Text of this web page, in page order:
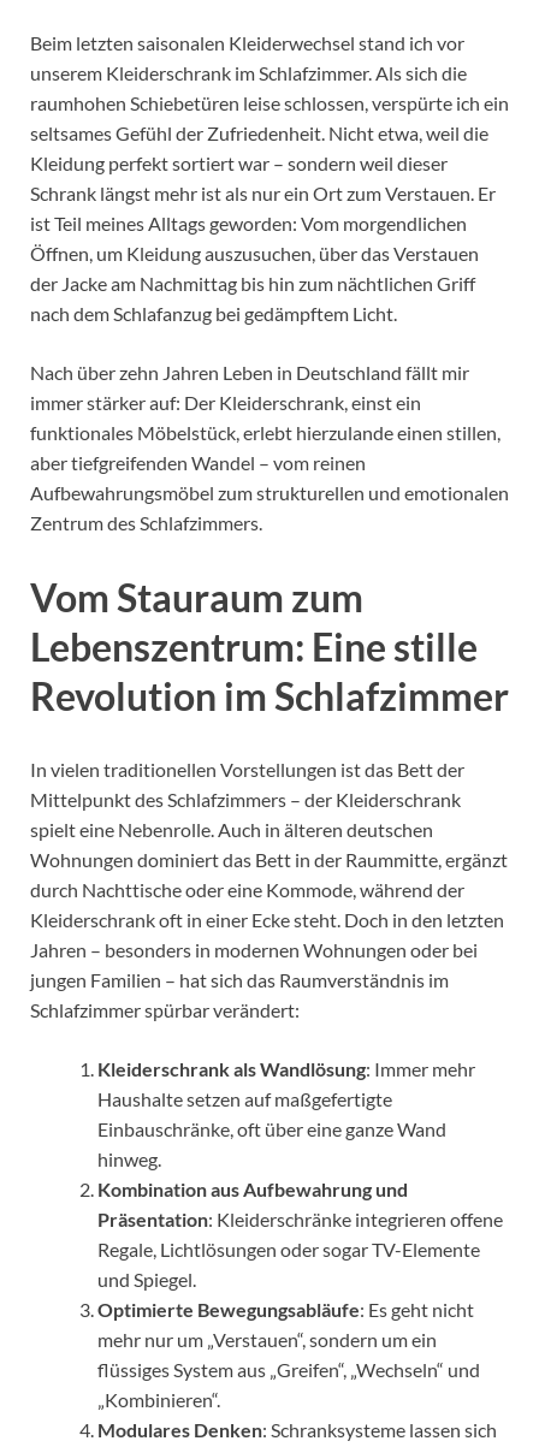
Beim letzten saisonalen Kleiderwechsel stand ich vor
unserem Kleiderschrank im Schlafzimmer. Als sich die
raumhohen Schiebetüren leise schlossen, verspürte ich ein
seltsames Gefühl der Zufriedenheit. Nicht etwa, weil die
Kleidung perfekt sortiert war – sondern weil dieser
Schrank längst mehr ist als nur ein Ort zum Verstauen. Er
ist Teil meines Alltags geworden: Vom morgendlichen
Öffnen, um Kleidung auszusuchen, über das Verstauen
der Jacke am Nachmittag bis hin zum nächtlichen Griff
nach dem Schlafanzug bei gedämpftem Licht.
Nach über zehn Jahren Leben in Deutschland fällt mir
immer stärker auf: Der Kleiderschrank, einst ein
funktionales Möbelstück, erlebt hierzulande einen stillen,
aber tiefgreifenden Wandel – vom reinen
Aufbewahrungsmöbel zum strukturellen und emotionalen
Zentrum des Schlafzimmers.
Vom Stauraum zum
Lebenszentrum: Eine stille
Revolution im Schlafzimmer
In vielen traditionellen Vorstellungen ist das Bett der
Mittelpunkt des Schlafzimmers – der Kleiderschrank
spielt eine Nebenrolle. Auch in älteren deutschen
Wohnungen dominiert das Bett in der Raummitte, ergänzt
durch Nachttische oder eine Kommode, während der
Kleiderschrank oft in einer Ecke steht. Doch in den letzten
Jahren – besonders in modernen Wohnungen oder bei
jungen Familien – hat sich das Raumverständnis im
Schlafzimmer spürbar verändert:
Kleiderschrank als Wandlösung: Immer mehr
Haushalte setzen auf maßgefertigte
Einbauschränke, oft über eine ganze Wand
hinweg.
Kombination aus Aufbewahrung und
Präsentation: Kleiderschränke integrieren offene
Regale, Lichtlösungen oder sogar TV-Elemente
und Spiegel.
Optimierte Bewegungsabläufe: Es geht nicht
mehr nur um „Verstauen“, sondern um ein
flüssiges System aus „Greifen“, „Wechseln“ und
„Kombinieren“.
Modulares Denken: Schranksysteme lassen sich